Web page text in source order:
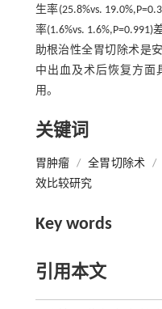
生率(25.8%vs.
率(1.6%vs.
助根治性全胃切除术是
中出血及术后恢复方面
用。
关键词
胃肿瘤 / 全胃切除术 /
效比较研究
Key words
引用本文